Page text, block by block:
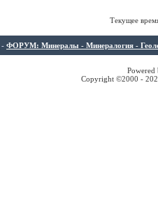
Текущее
- ФОРУМ: Минералы - Минералогия -
Copyright ©2000 -